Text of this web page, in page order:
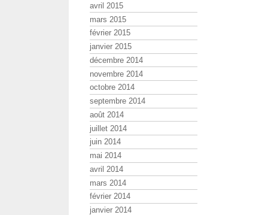
avril 2015
mars 2015
février 2015
janvier 2015
décembre 2014
novembre 2014
octobre 2014
septembre 2014
août 2014
juillet 2014
juin 2014
mai 2014
avril 2014
mars 2014
février 2014
janvier 2014